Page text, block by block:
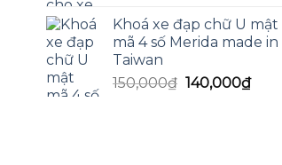
là:
130,000₫.
tại
là:
Khoá xe đạp chữ U mật
mã 4 số Merida made in
Taiwan
150,000₫ Giá
140,000₫Giá